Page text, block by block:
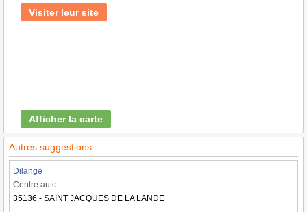
Visiter leur site
Afficher la carte
Autres suggestions
Dilange
Centre auto
35136 - SAINT JACQUES DE LA LANDE